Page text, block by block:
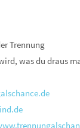
Trennung
was du draus